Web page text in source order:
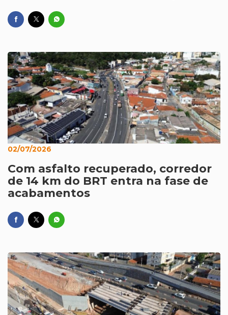
02/07/2026
Com asfalto recuperado, corredor
de 14 km do BRT entra na fase de
acabamentos